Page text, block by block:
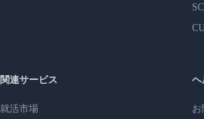
関連サービス
就活市場
ヘ
お